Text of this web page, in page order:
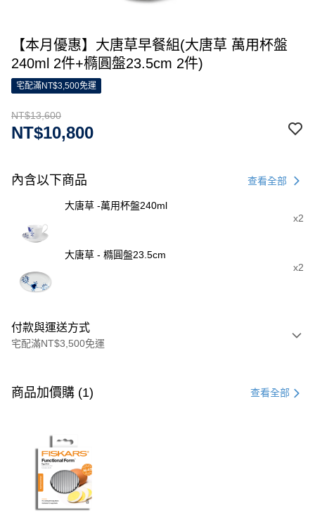
【本月優惠】大唐草早餐組(大唐草 萬用杯盤
240ml 2件+橢圓盤23.5cm 2件)
宅配滿NT$3,500免運
NT$13,600
NT$10,800
內含以下商品 查看全部
大唐草 -萬用杯盤240ml
x2
大唐草 - 橢圓盤23.5cm
x2
付款與運送方式
宅配滿NT$3,500免運
信用卡一次付款
3 期 0 利率 每期
合作金庫商業銀行
華南商業銀行
上海商業儲蓄銀行
國泰世華商業銀行
LINE Pay
Apple Pay
商品加價購 (1) 查看全部